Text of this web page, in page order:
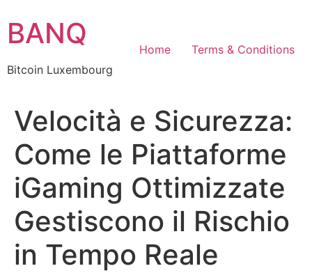
to
content
BANQ
Bitcoin Luxembourg
Home Terms & Conditions
Velocità e Sicurezza:
Come le Piattaforme
iGaming Ottimizzate
Gestiscono il Rischio
in Tempo Reale